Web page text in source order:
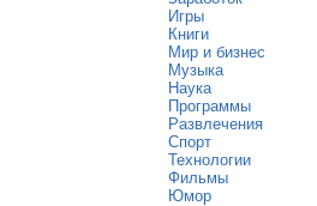
Игры
Книги
Мир и бизнес
Музыка
Наука
Программы
Развлечения
Спорт
Технологии
Фильмы
Юмор